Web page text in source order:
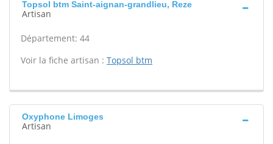
Topsol btm Saint-aignan-grandlieu, Reze
Artisan
Département: 44
Voir la fiche artisan : Topsol btm
Oxyphone Limoges
Artisan